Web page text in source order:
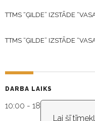
Lai šī
TTMS “ĢILDE” IZSTĀDE
TTMS “ĢILDE” IZSTĀDE
DARBA LAIKS
10:00 - 18:30